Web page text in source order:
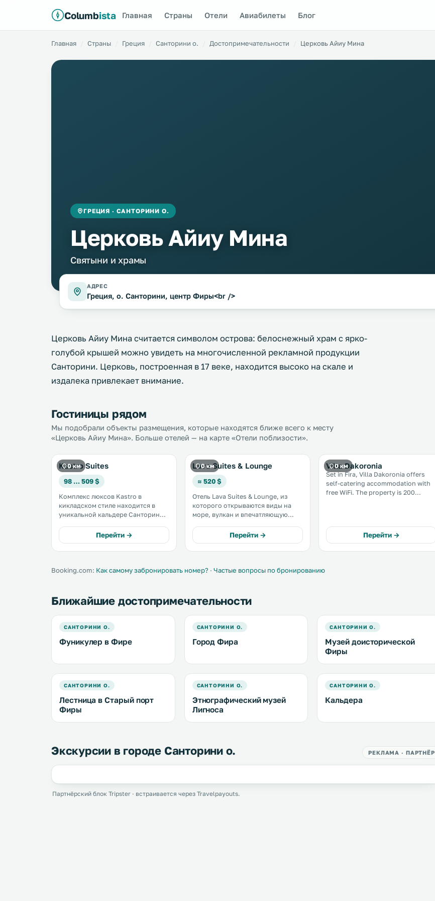
Columbista Главная Страны Отели Авиабилеты Блог
Главная Страны Греция Санторини о. Достопримечательности Церковь Айиу Мина
ГРЕЦИЯ · САНТОРИНИ О.
Церковь Айиу Мина
Святыни и храмы
АДРЕС
Греция, о. Санторини, центр Фиры<br />
Церковь Айиу Мина считается символом острова: белоснежный храм с ярко-
голубой крышей можно увидеть на многочисленной рекламной продукции
Санторини. Церковь, построенная в 17 веке, находится высоко на скале и
издалека привлекает внимание.
Гостиницы рядом
Мы подобрали объекты размещения, которые находятся ближе всего к месту
«Церковь Айиу Мина». Больше отелей — на карте «Отели поблизости».
0 км
Kastro Suites
98 … 509 $
Комплекс люксов Kastro в
кикладском стиле находится в
уникальной кальдере Санторини в
уровнем моря. К услугам гостей
большая гидромассажная ванна и
элегантные люксы с видом на
Перейти →
0 км
Lava Suites & Lounge
≈ 520 $
Отель Lava Suites & Lounge, из
которого открываются виды на
море, вулкан и впечатляющую
на пути от Фиры до Фиростефани.
Отель располагает террасой
площадью 150 м² с небольшим
Перейти →
0 км
Villa Dakoronia
Set in Fira, Villa Dakoronia offers
self-catering accommodation with
free WiFi. The property is 200
area and a kitchen. .
Перейти →
Booking.com: Как самому забронировать номер? · Частые вопросы по бронированию
Ближайшие достопримечательности
САНТОРИНИ О.
Фуникулер в Фире
САНТОРИНИ О.
Город Фира
САНТОРИНИ О.
Музей доисторической
Фиры
САНТОРИНИ О.
Лестница в Старый порт
Фиры
САНТОРИНИ О.
Этнографический музей
Лигноса
САНТОРИНИ О.
Кальдера
Экскурсии в городе Санторини о. РЕКЛАМА · ПАРТНЁР
Партнёрский блок Tripster · встраивается через Travelpayouts.